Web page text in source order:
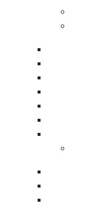
کتاب کودک 1 تا 3 سال
کتاب کودک 3 تا 5 ساله
کتاب کودک 5 تا 7 ساله
کتاب کودک 7 تا 9 ساله
کتاب قصه کودک
کتاب شعر کودک
رمان نوجوان
زندگی‌نامه‌مشاهیر
و‌ شگفتی‌های‌ جهان